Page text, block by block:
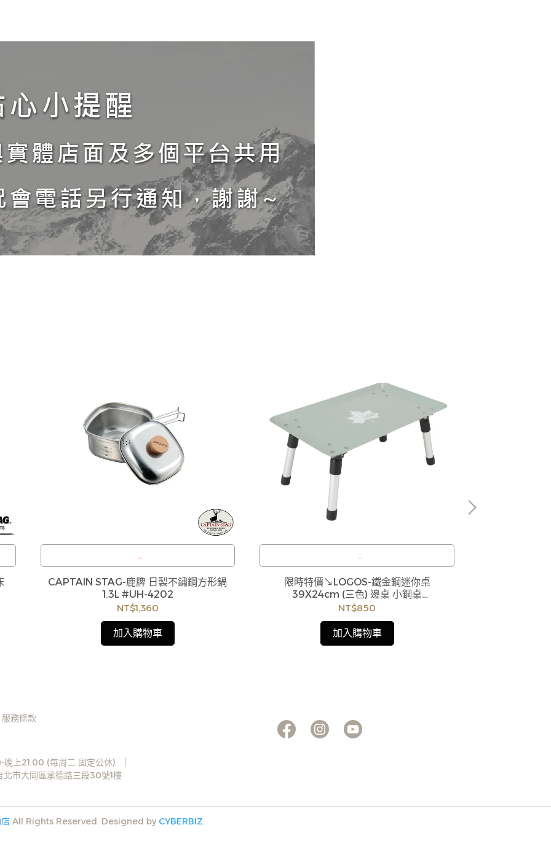
訂購注意事項 :
商品流動性快且多個平台共用庫存，偶有下單後
缺貨情形，客服人員將立即與您聯繫交期或更換
商品，如無法出貨，本公司將有權取消訂單，造
成不便尚請見諒。如遇庫存不足無法下單，亦歡
迎洽詢客服。
CAPTAIN STAG-鹿牌 日製不鏽鋼方形鍋
1.3L #UH-4202
NT$1,360
加入購物車
訂購注意事項 :
商品流動性快且多個平台共用庫存，偶有下單後
缺貨情形，客服人員將立即與您聯繫交期或更換
商品，如無法出貨，本公司將有權取消訂單，造
成不便尚請見諒。如遇庫存不足無法下單，亦歡
迎洽詢客服。
限時特價↘LOGOS-鐵金鋼迷你桌
39X24cm (三色) 邊桌 小鋼桌
#73189049#73189050 #73189051
NT$850
加入購物車
服務條款
晚上21:00 (每周二 固定公休)
北市大同區承德路三段30號1樓
All Rights Reserved. Designed by CYBERBIZ.